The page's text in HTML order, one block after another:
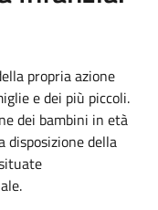
propria azione
e dei più piccoli.
dei bambini in età
disposizione della